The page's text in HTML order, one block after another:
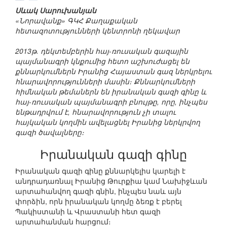
Սևակ Սարուխանյան
«Նորավանք» ԳԿՀ Քաղաքական
հետազոտությունների կենտրոնի ղեկավար
2013թ. դեկտեմբերին հայ-ռուսական գազային
պայմանագրի կնքումից հետո աշխուժացել են
քննարկումներն Իրանից Հայաստան գազ ներկրելու
հնարավորությունների մասին։ Քննարկումների
հիմնական թեմաներն են իրանական գազի գինը և
հայ-ռուսական պայմանագրի բնույթը, որը, ինչպես
ենթադրվում է, հնարավորություն չի տալու
հայկական կողմին ավելացնել Իրանից ներկրվող
գազի ծավալները։
Իրանական գազի գինը
Իրանական գազի գինը քննարկելիս կարելի է
անդրադառնալ Իրանից Թուրքիա կամ Նախիջևան
արտահանվող գազի գնին, ինչպես նաև այն
փորձին, որն իրանական կողմը ձեռք է բերել
Պակիստանի և Վրաստանի հետ գազի
արտահանման հարցում։